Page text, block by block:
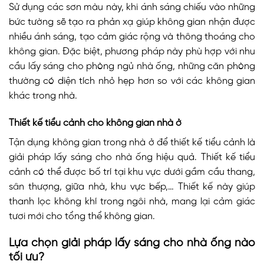
Sử dụng các sơn màu này, khi ánh sáng chiếu vào những
bức tường sẽ tạo ra phản xạ giúp không gian nhận được
nhiều ánh sáng, tạo cảm giác rộng và thông thoáng cho
không gian. Đặc biệt, phương pháp này phù hợp với nhu
cầu lấy sáng cho phòng ngủ nhà ống, những căn phòng
thường có diện tích nhỏ hẹp hơn so với các không gian
khác trong nhà.
Thiết kế tiểu cảnh cho không gian nhà ở
Tận dụng không gian trong nhà ở để thiết kế tiểu cảnh là
giải pháp lấy sáng cho nhà ống hiệu quả. Thiết kế tiểu
cảnh có thể được bố trí tại khu vực dưới gầm cầu thang,
sân thượng, giữa nhà, khu vực bếp,… Thiết kế này giúp
thanh lọc không khí trong ngôi nhà, mang lại cảm giác
tươi mới cho tổng thể không gian.
Lựa chọn giải pháp lấy sáng cho nhà ống nào
tối ưu?